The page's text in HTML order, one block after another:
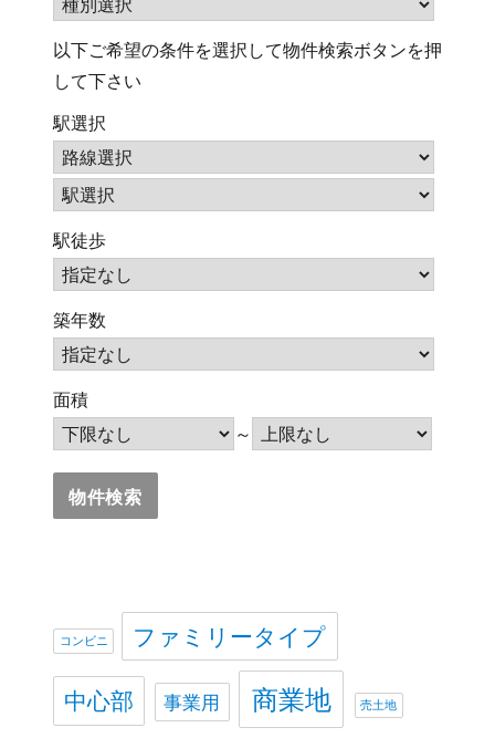
以下ご希望の条件を選択して物件検索ボタンを押
して下さい
駅選択
駅徒歩
築年数
面積
～
コンビニ ファミリータイプ
中心部 事業用 商業地 売土地